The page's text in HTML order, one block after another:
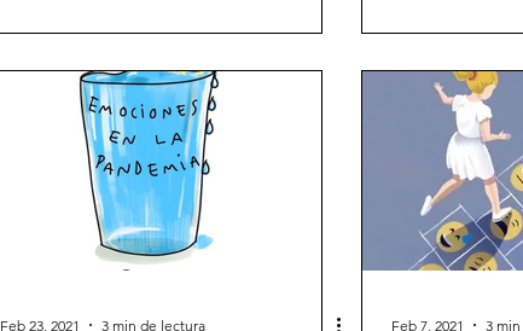
Feb 23, 2021 3 min de lectura Feb 7, 2021 3